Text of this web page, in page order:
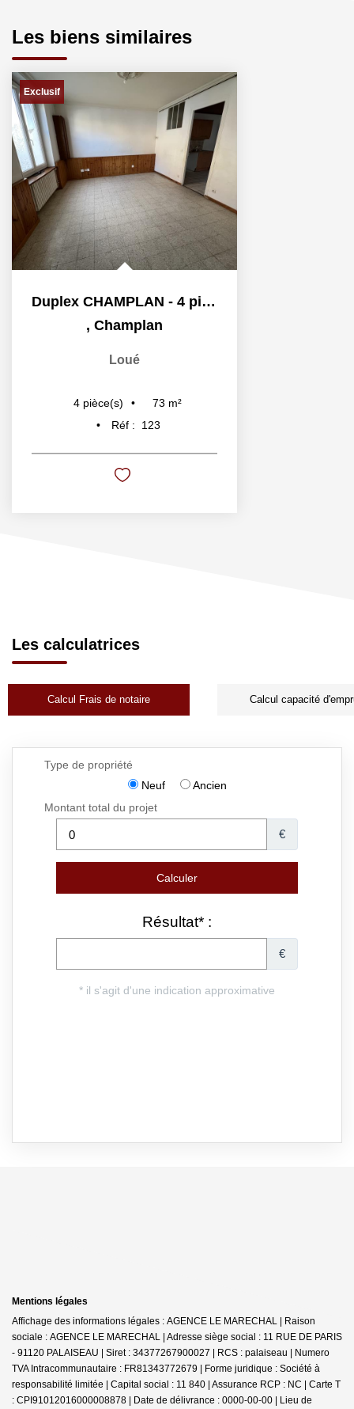
Les biens similaires
Exclusif
Duplex CHAMPLAN - 4 pièce(s) - 72.52 m2
, Champlan
Loué
4 pièce(s) 73 m²
Réf :
123
Les calculatrices
Calcul Frais de notaire Calcul capacité
Mentions légales
Affichage des informations légales : AGENCE LE MARECHAL | Raison
sociale : AGENCE LE MARECHAL | Adresse siège social : 11 RUE DE PARIS
- 91120 PALAISEAU | Siret : 34377267900027 | RCS : palaiseau | Numero
TVA Intracommunautaire : FR81343772679 | Forme juridique : Société à
responsabilité limitée | Capital social : 11 840 | Assurance RCP : NC | Carte T
: CPI91012016000008878 | Date de délivrance : 0000-00-00 | Lieu de